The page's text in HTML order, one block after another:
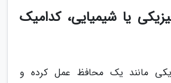
یا شیمیایی، کدامیک
مانند یک محافظ عمل کرده و